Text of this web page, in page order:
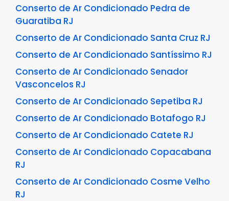
Conserto de Ar Condicionado Pedra de
Guaratiba RJ
Conserto de Ar Condicionado Santa Cruz RJ
Conserto de Ar Condicionado Santíssimo RJ
Conserto de Ar Condicionado Senador
Vasconcelos RJ
Conserto de Ar Condicionado Sepetiba RJ
Conserto de Ar Condicionado Botafogo RJ
Conserto de Ar Condicionado Catete RJ
Conserto de Ar Condicionado Copacabana
RJ
Conserto de Ar Condicionado Cosme Velho
RJ